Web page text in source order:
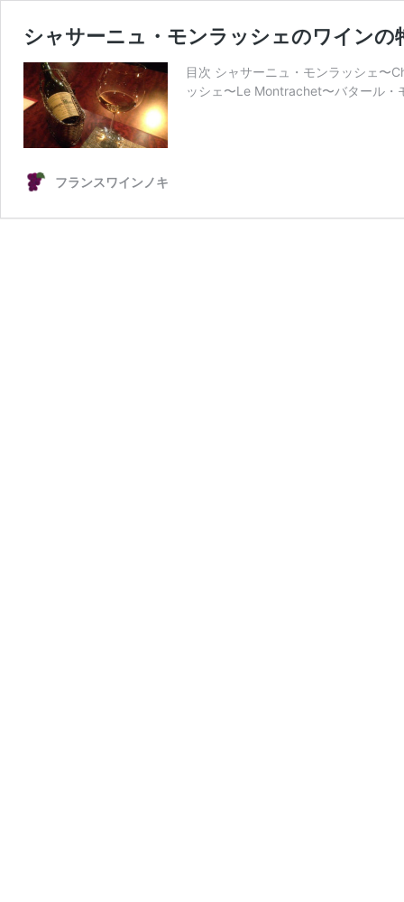
シャサーニュ・モンラッシェのワインの
目次 シャサーニュ・モンラッシェ〜
ッシェ〜Le Montrachet〜バタール
フランスワインノキ